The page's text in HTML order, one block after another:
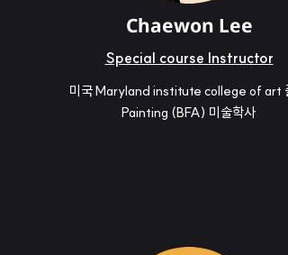
Chaewon Lee
Special course Instructor
미국 Maryland institute college of art
Painting (BFA) 미술학사